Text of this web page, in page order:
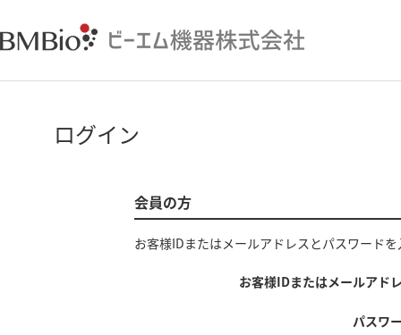
ログイン
会員の方
お客様IDまたはメールアドレス とパスワード
お客様IDまたはメールアド
パスワ